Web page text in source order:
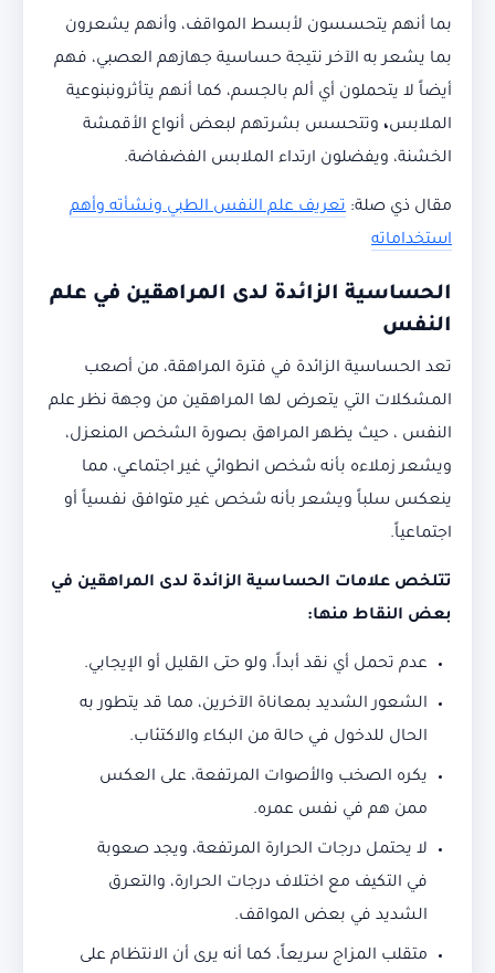
بما أنهم يتحسسون لأبسط المواقف، وأنهم يشعرون
بما يشعر به الآخر نتيجة حساسية جهازهم العصبي، فهم
أيضاً لا يتحملون أي ألم بالجسم، كما أنهم يتأثرونبنوعية
الملابس، وتتحسس بشرتهم لبعض أنواع الأقمشة
الخشنة، ويفضلون ارتداء الملابس الفضفاضة.
مقال ذي صلة: تعريف علم النفس الطبي ونشأته وأهم
استخداماته
الحساسية الزائدة لدى المراهقين في علم
النفس
تعد الحساسية الزائدة في فترة المراهقة، من أصعب
المشكلات التي يتعرض لها المراهقين من وجهة نظر علم
النفس ، حيث يظهر المراهق بصورة الشخص المنعزل،
ويشعر زملاءه بأنه شخص انطوائي غير اجتماعي، مما
ينعكس سلباً ويشعر بأنه شخص غير متوافق نفسياً أو
اجتماعياً.
تتلخص علامات الحساسية الزائدة لدى المراهقين في
بعض النقاط منها:
عدم تحمل أي نقد أبداً، ولو حتى القليل أو الإيجابي.
الشعور الشديد بمعاناة الآخرين، مما قد يتطور به
الحال للدخول في حالة من البكاء والاكتئاب.
يكره الصخب والأصوات المرتفعة، على العكس
ممن هم في نفس عمره.
لا يحتمل درجات الحرارة المرتفعة، ويجد صعوبة
في التكيف مع اختلاف درجات الحرارة، والتعرق
الشديد في بعض المواقف.
متقلب المزاج سريعاً، كما أنه يرى أن الانتظام على